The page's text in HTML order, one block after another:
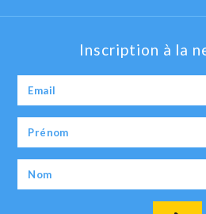
Inscription à la